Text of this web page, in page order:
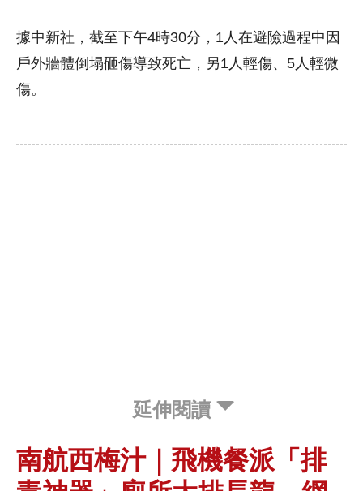
據中新社，截至下午4時30分，1人在避險過程中因
戶外牆體倒塌砸傷導致死亡，另1人輕傷、5人輕微
傷。
延伸閱讀
南航西梅汁｜飛機餐派「排